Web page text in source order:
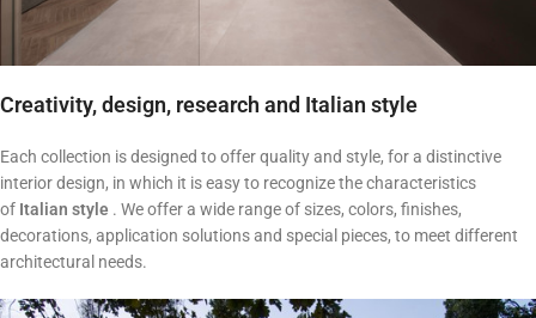
Creativity, design, research and Italian style
Each collection is designed to offer quality and style, for a distinctive
interior design, in which it is easy to recognize the characteristics
of Italian style . We offer a wide range of sizes, colors, finishes,
decorations, application solutions and special pieces, to meet different
architectural needs.